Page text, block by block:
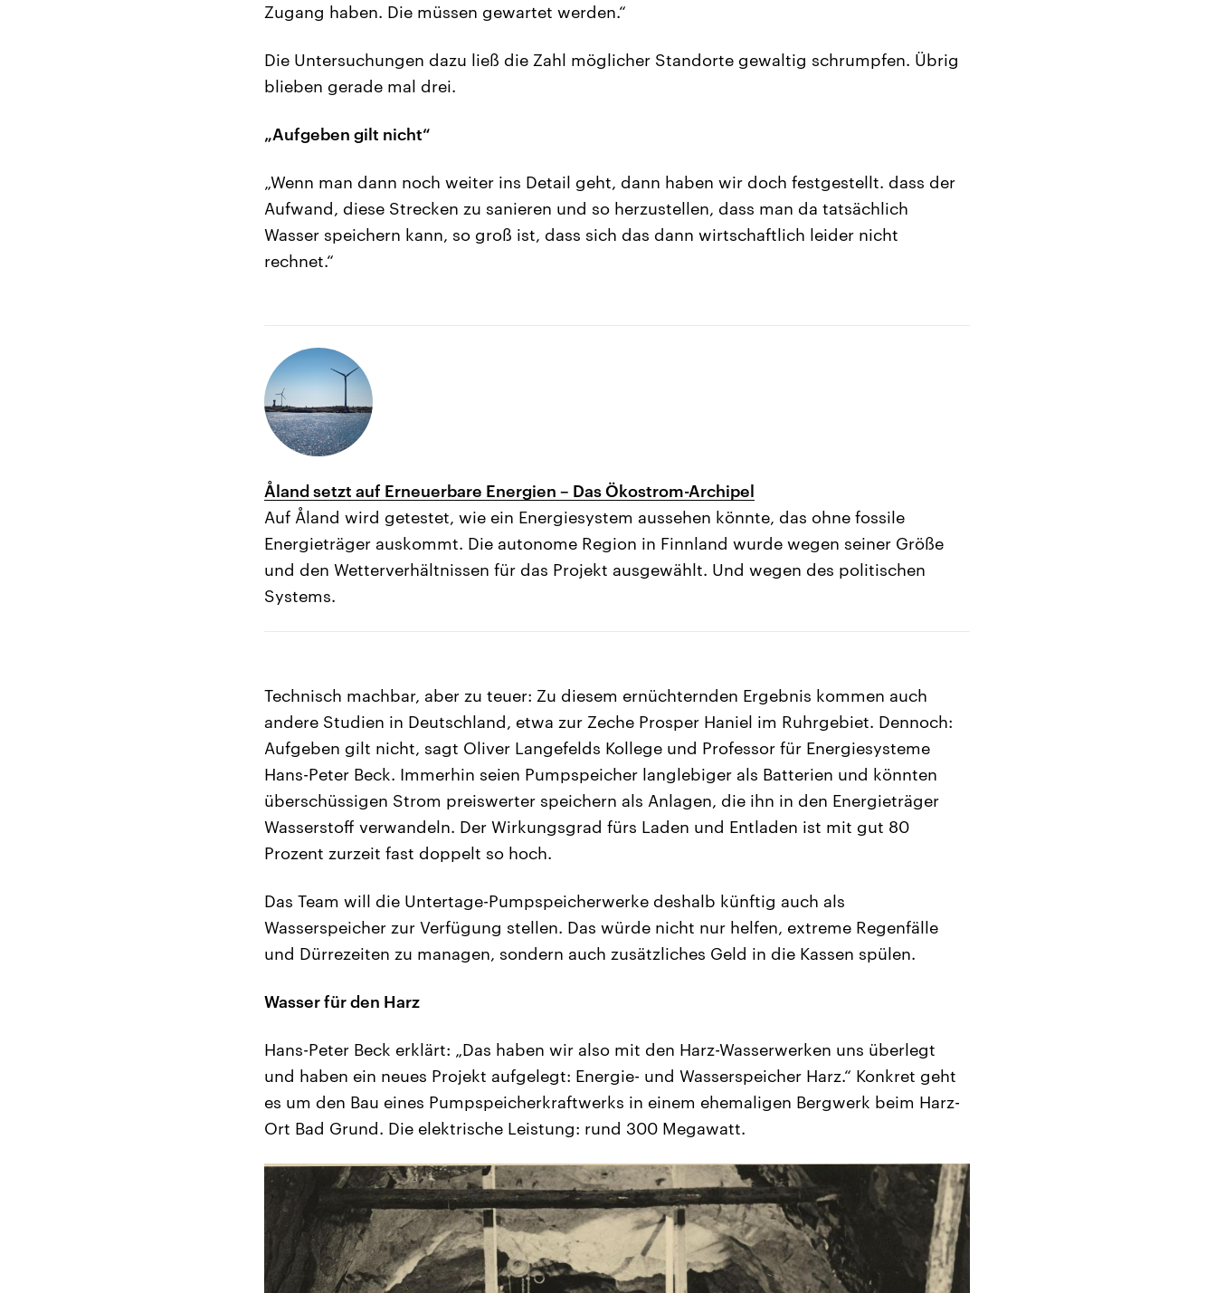
Zugang haben. Die müssen gewartet werden.“
Die Untersuchungen dazu ließ die Zahl möglicher Standorte gewaltig schrumpfen. Übrig
blieben gerade mal drei.
„Aufgeben gilt nicht“
„Wenn man dann noch weiter ins Detail geht, dann haben wir doch festgestellt. dass der
Aufwand, diese Strecken zu sanieren und so herzustellen, dass man da tatsächlich
Wasser speichern kann, so groß ist, dass sich das dann wirtschaftlich leider nicht
rechnet.“
Åland setzt auf Erneuerbare Energien – Das Ökostrom-Archipel
Auf Åland wird getestet, wie ein Energiesystem aussehen könnte, das ohne fossile
Energieträger auskommt. Die autonome Region in Finnland wurde wegen seiner Größe
und den Wetterverhältnissen für das Projekt ausgewählt. Und wegen des politischen
Systems.
Technisch machbar, aber zu teuer: Zu diesem ernüchternden Ergebnis kommen auch
andere Studien in Deutschland, etwa zur Zeche Prosper Haniel im Ruhrgebiet. Dennoch:
Aufgeben gilt nicht, sagt Oliver Langefelds Kollege und Professor für Energiesysteme
Hans-Peter Beck. Immerhin seien Pumpspeicher langlebiger als Batterien und könnten
überschüssigen Strom preiswerter speichern als Anlagen, die ihn in den Energieträger
Wasserstoff verwandeln. Der Wirkungsgrad fürs Laden und Entladen ist mit gut 80
Prozent zurzeit fast doppelt so hoch.
Das Team will die Untertage-Pumpspeicherwerke deshalb künftig auch als
Wasserspeicher zur Verfügung stellen. Das würde nicht nur helfen, extreme Regenfälle
und Dürrezeiten zu managen, sondern auch zusätzliches Geld in die Kassen spülen.
Wasser für den Harz
Hans-Peter Beck erklärt: „Das haben wir also mit den Harz-Wasserwerken uns überlegt
und haben ein neues Projekt aufgelegt: Energie- und Wasserspeicher Harz.“ Konkret geht
es um den Bau eines Pumpspeicherkraftwerks in einem ehemaligen Bergwerk beim Harz-
Ort Bad Grund. Die elektrische Leistung: rund 300 Megawatt.